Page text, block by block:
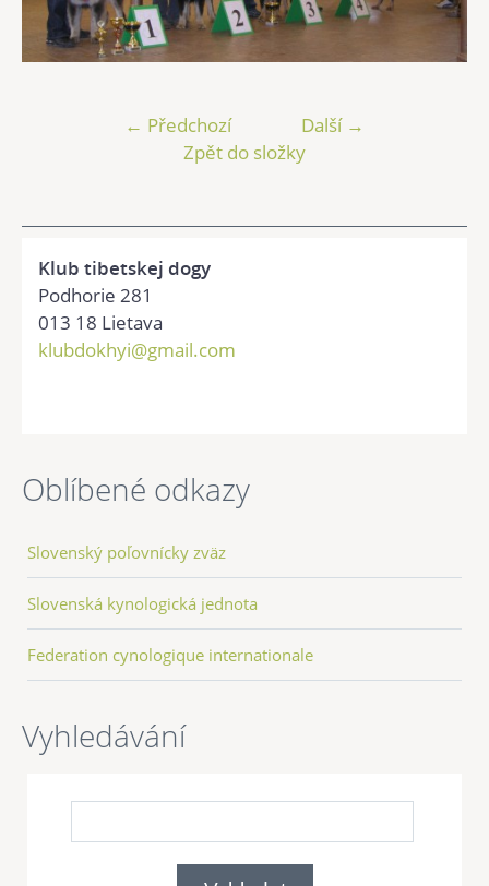
← Předchozí
Další →
Zpět do složky
Klub tibetskej dogy
Podhorie 281
013 18 Lietava
klubdokhyi@gmail.com
Oblíbené odkazy
Slovenský poľovnícky zväz
Slovenská kynologická jednota
Federation cynologique internationale
Vyhledávání